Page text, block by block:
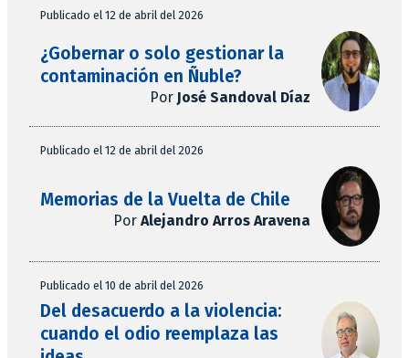
Publicado el 12 de abril del 2026
¿Gobernar o solo gestionar la
contaminación en Ñuble?
Por José Sandoval Díaz
Publicado el 12 de abril del 2026
Memorias de la Vuelta de Chile
Por Alejandro Arros Aravena
Publicado el 10 de abril del 2026
Del desacuerdo a la violencia:
cuando el odio reemplaza las